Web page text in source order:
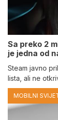
Sa preko 2
je jedna od
Steam javno
lista, ali ne
MOBILNI